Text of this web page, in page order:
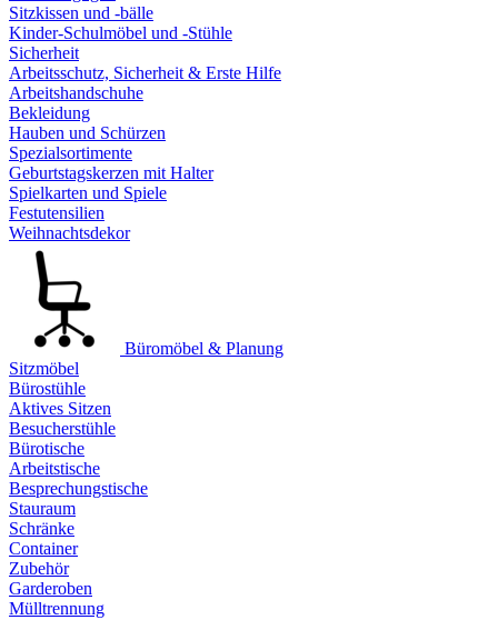
Sitzkissen und -bälle
Kinder-Schulmöbel und -Stühle
Sicherheit
Arbeitsschutz, Sicherheit & Erste Hilfe
Arbeitshandschuhe
Bekleidung
Hauben und Schürzen
Spezialsortimente
Geburtstagskerzen mit Halter
Spielkarten und Spiele
Festutensilien
Weihnachtsdekor
Büromöbel & Planung
Sitzmöbel
Bürostühle
Aktives Sitzen
Besucherstühle
Bürotische
Arbeitstische
Besprechungstische
Stauraum
Schränke
Container
Zubehör
Garderoben
Mülltrennung